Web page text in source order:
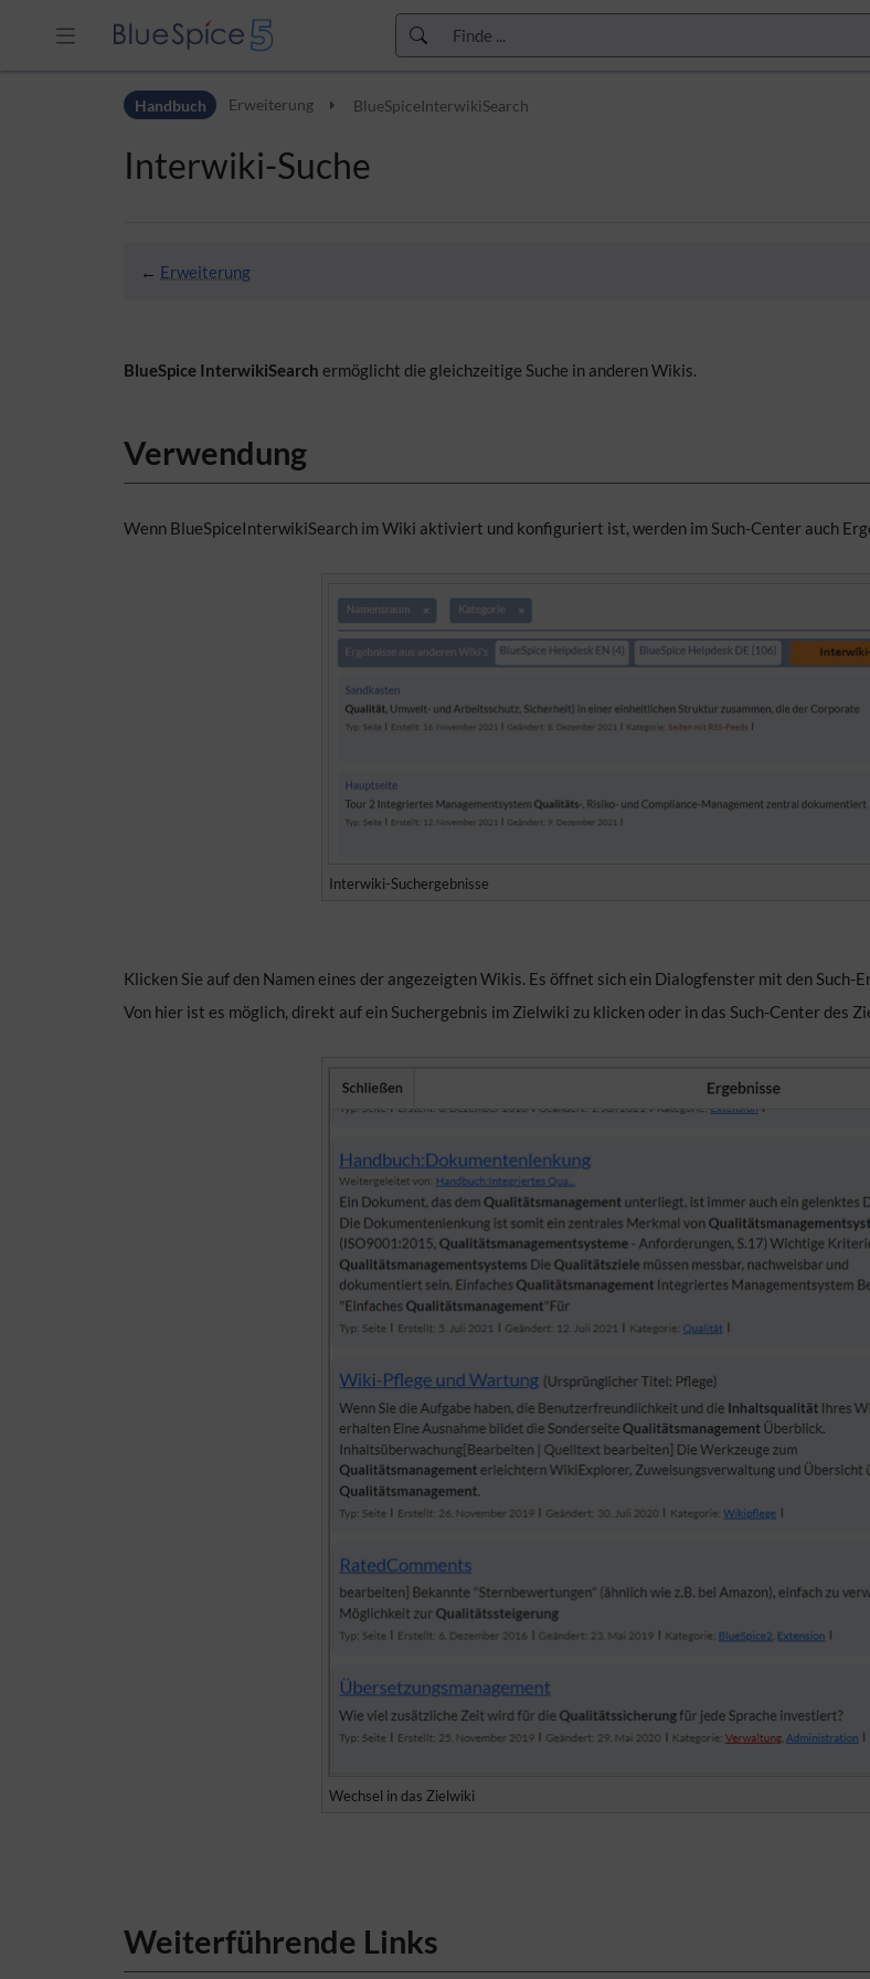
Zur Hauptnavigation
Zum Arbeitsbereich
Handbuch Erweiterung BlueSpiceInterwikiSearch
Interwiki-Suche
← Erweiterung
BlueSpice InterwikiSearch ermöglicht die gleichzeitige Suche in anderen Wikis.
Verwendung
Wenn BlueSpiceInterwikiSearch im Wiki aktiviert und konfiguriert ist, werden im Such-Center auch
Interwiki-Suchergebnisse
Klicken Sie auf den Namen eines der angezeigten Wikis. Es öffnet sich ein Dialogfenster mit den Such-
Von hier ist es möglich, direkt auf ein Suchergebnis im Zielwiki zu klicken oder in das Such-Center des
Wechsel in das Zielwiki
Weiterführende Links